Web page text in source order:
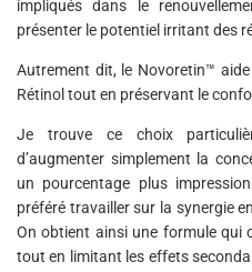
impliqués dans le
présenter le potentiel irritant des
Autrement dit, le Novoretin™
Rétinol tout en préservant le
Je trouve ce choix
d’augmenter simplement la
un pourcentage plus
préféré travailler sur la synergie
On obtient ainsi une formule qui
tout en limitant les effets